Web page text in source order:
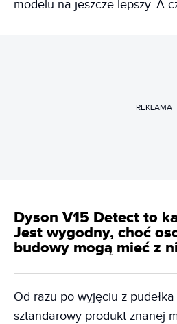
modelu na jeszcze lepszy. A
REKLAMA
Dyson V15 Detect to
Jest wygodny, choć
budowy mogą mieć z
Od razu po wyjęciu z
sztandarowy produkt znanej